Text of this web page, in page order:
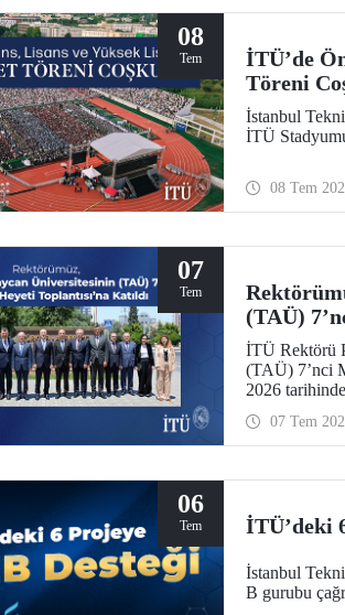
proje, TÜBİTAK 2515 – COST Aksiyon
Ar-Ge Destek Programı kapsamında
desteklenmeye hak kazandı.
08
Tem
İTÜ’de
Töreni
İstanbul
İTÜ
08 Tem
07
Tem
(TAÜ)
İTÜ Rektörü
(TAÜ) 7’nci
2026
07 Tem
06
Tem İTÜ’deki
İstanbul
B gurubu